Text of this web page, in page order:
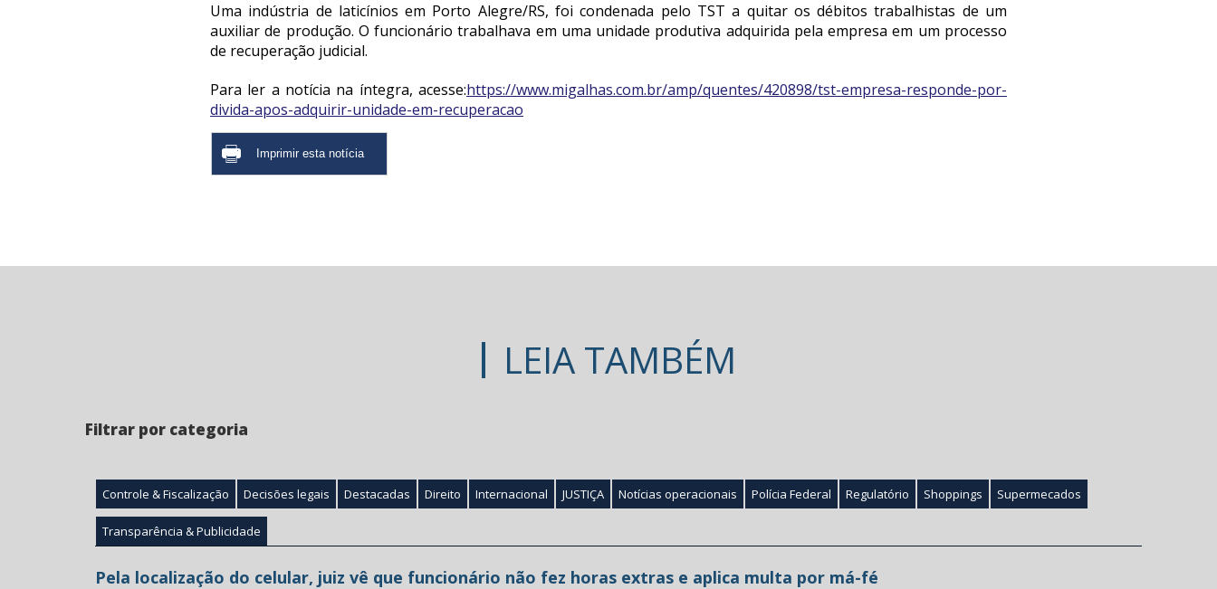
Uma indústria de laticínios em Porto Alegre/RS, foi condenada pelo TST a quitar os débitos trabalhistas de um
auxiliar de produção. O funcionário trabalhava em uma unidade produtiva adquirida pela empresa em um processo
de recuperação judicial.
Para ler a notícia na íntegra, acesse:https://www.migalhas.com.br/amp/quentes/420898/tst-empresa-responde-por-
divida-apos-adquirir-unidade-em-recuperacao
LEIA TAMBÉM
Filtrar por categoria
Controle & Fiscalização Decisões legais Destacadas Direito Internacional JUSTIÇA Notícias operacionais Polícia Federal Regulatório Shoppings Supermecados
Transparência & Publicidade
Pela localização do celular, juiz vê que funcionário não fez horas extras e aplica multa por má-fé